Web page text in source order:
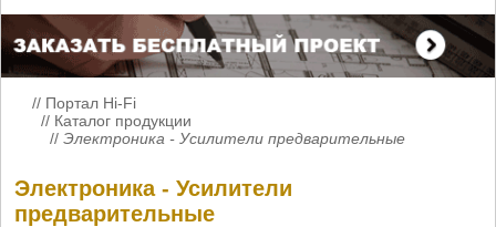
// Портал Hi-Fi
// Каталог продукции
// Электроника - Усилители предварительные
Электроника - Усилители
предварительные